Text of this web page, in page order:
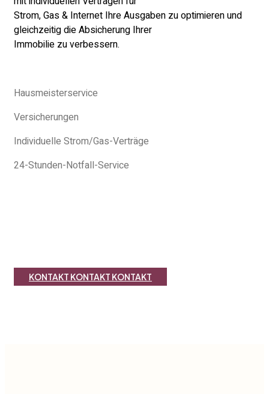
Strom, Gas & Internet Ihre Ausgaben zu optimieren und
gleichzeitig die Absicherung Ihrer
Immobilie zu verbessern.
Hausmeisterservice
Versicherungen
Individuelle Strom/Gas-Verträge
24-Stunden-Notfall-Service
KONTAKT KONTAKT KONTAKT